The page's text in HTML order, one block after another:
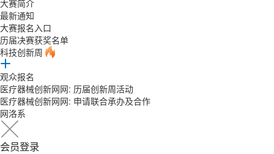
大赛简介
最新通知
大赛报名入口
历届决赛获奖名单
科技创新周
观众报名
医疗器械创新网网: 历届创新周活动
医疗器械创新网网: 申请联合承办及合作
网洛系
会员登录